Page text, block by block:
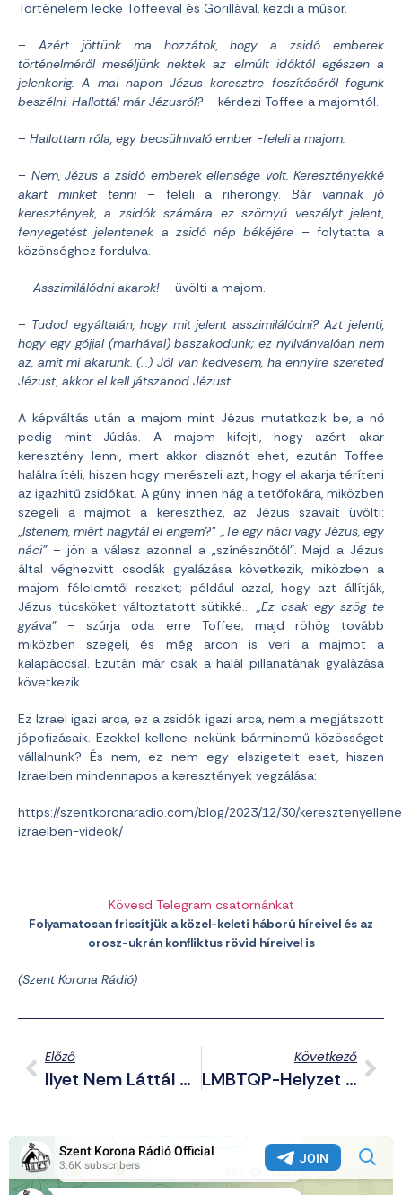
Történelem lecke Toffeeval és Gorillával, kezdi a műsor.
– Azért jöttünk ma hozzátok, hogy a zsidó emberek
történelméről meséljünk nektek az elmúlt időktől egészen a
jelenkorig. A mai napon Jézus keresztre feszítéséről fogunk
beszélni. Hallottál már Jézusról?– kérdezi Toffee a majomtól.
– Hallottam róla, egy becsülnivaló ember -feleli a majom.
– Nem, Jézus a zsidó emberek ellensége volt. Keresztényekké
akart minket tenni– feleli a riherongy.Bár vannak jó
keresztények, a zsidók számára ez szörnyű veszélyt jelent,
fenyegetést jelentenek a zsidó nép békéjére –folytatta a
közönséghez fordulva.
– Asszimilálódni akarok! – üvölti a majom.
– Tudod egyáltalán, hogy mit jelent asszimilálódni? Azt jelenti,
hogy egy gójjal (marhával) baszakodunk; ez nyilvánvalóan nem
az, amit mi akarunk. (…) Jól van kedvesem, ha ennyire szereted
Jézust, akkor el kell játszanod Jézust.
A képváltás után a majom mint Jézus mutatkozik be, a nő
pedig mint Júdás. A majom kifejti, hogy azért akar
keresztény lenni, mert akkor disznót ehet, ezután Toffee
halálra ítéli, hiszen hogy merészeli azt, hogy el akarja téríteni
az igazhitű zsidókat. A gúny innen hág a tetőfokára, miközben
szegeli a majmot a kereszthez, az Jézus szavait üvölti:
„Istenem, miért hagytál el engem?” „Te egy náci vagy Jézus, egy
náci”– jön a válasz azonnal a „színésznőtől”. Majd a Jézus
által véghezvitt csodák gyalázása következik, miközben a
majom félelemtől reszket; például azzal, hogy azt állítják,
Jézus tücsköket változtatott sütikké… „Ez csak egy szög te
gyáva” – szúrja oda erre Toffee; majd röhög tovább
miközben szegeli, és még arcon is veri a majmot a
kalapáccsal. Ezután már csak a halál pillanatának gyalázása
következik…
Ez Izrael igazi arca, ez a zsidók igazi arca, nem a megjátszott
jópofizásaik. Ezekkel kellene nekünk bárminemű közösséget
vállalnunk? És nem, ez nem egy elszigetelt eset, hiszen
Izraelben mindennapos a keresztények vegzálása:
https://szentkoronaradio.com/blog/2023/12/30/
izraelben-videok/
Kövesd Telegram csatornánkat
Folyamatosan frissítjük a közel-keleti háború híreivel és az
orosz-ukrán konfliktus rövid híreivel is
(Szent Korona Rádió)
Előző
Ilyet Nem Láttál Még: Lángoló Utastérrel Közlekedik Egy Audis Budapesten (videóval)
Következő
LMBTQP-Helyzet A Távol-Keleten